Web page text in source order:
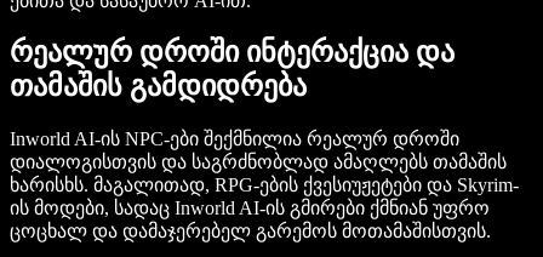
რეალურ დროში ინტერაქცია და
თამაშის გამდიდრება
Inworld AI-ის NPC-ები შექმნილია რეალურ დროში
დიალოგისთვის და საგრძნობლად ამაღლებს თამაშის
ხარისხს. მაგალითად, RPG-ების ქვესიუჟეტები და Skyrim-
ის მოდები, სადაც Inworld AI-ის გმირები ქმნიან უფრო
ცოცხალ და დამაჯერებელ გარემოს მოთამაშისთვის.